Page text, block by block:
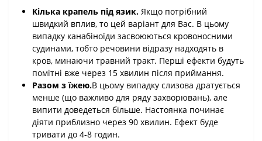
Кілька крапель під язик. Якщо потрібний
швидкий вплив, то цей варіант для Вас. В цьому
випадку канабіноїди засвоюються кровоносними
судинами, тобто речовини відразу надходять в
кров, минаючи травний тракт. Перші ефекти будуть
помітні вже через 15 хвилин після приймання.
Разом з їжею.В цьому випадку слизова дратується
менше (що важливо для ряду захворювань), але
випити доведеться більше. Настоянка починає
діяти приблизно через 90 хвилин. Ефект буде
тривати до 4-8 годин.